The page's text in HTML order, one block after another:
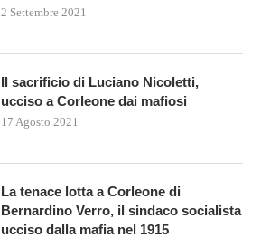
2 Settembre 2021
Il sacrificio di Luciano Nicoletti,
ucciso a Corleone dai mafiosi
17 Agosto 2021
La tenace lotta a Corleone di
Bernardino Verro, il sindaco socialista
ucciso dalla mafia nel 1915